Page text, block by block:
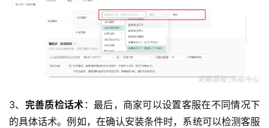
3、 完善质检话术 ：最后，商家可以设置客服在不同情况下
的具体话术。例如，在确认安装条件时，系统可以检测客服